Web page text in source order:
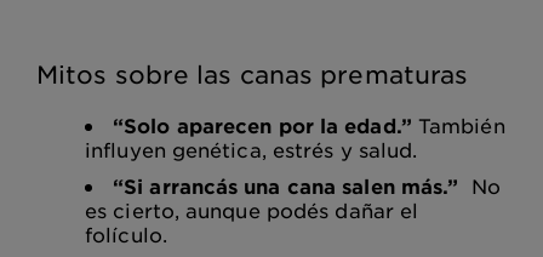
Mitos sobre las canas prematuras
“Solo aparecen por la edad.” También
influyen genética, estrés y salud.
“Si arrancás una cana salen más.” No
es cierto, aunque podés dañar el
folículo.